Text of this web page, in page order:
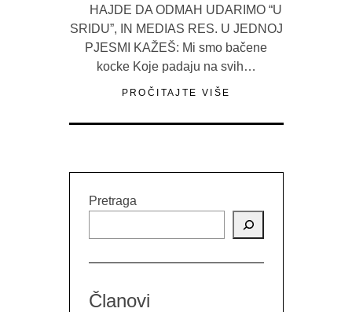
HAJDE DA ODMAH UDARIMO “U
SRIDU”, IN MEDIAS RES. U JEDNOJ
PJESMI KAŽEŠ: Mi smo bačene
kocke Koje padaju na svih…
PROČITAJTE VIŠE
Pretraga
Članovi